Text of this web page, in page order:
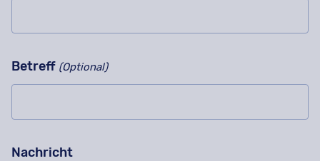
Betreff (Optional)
Nachricht